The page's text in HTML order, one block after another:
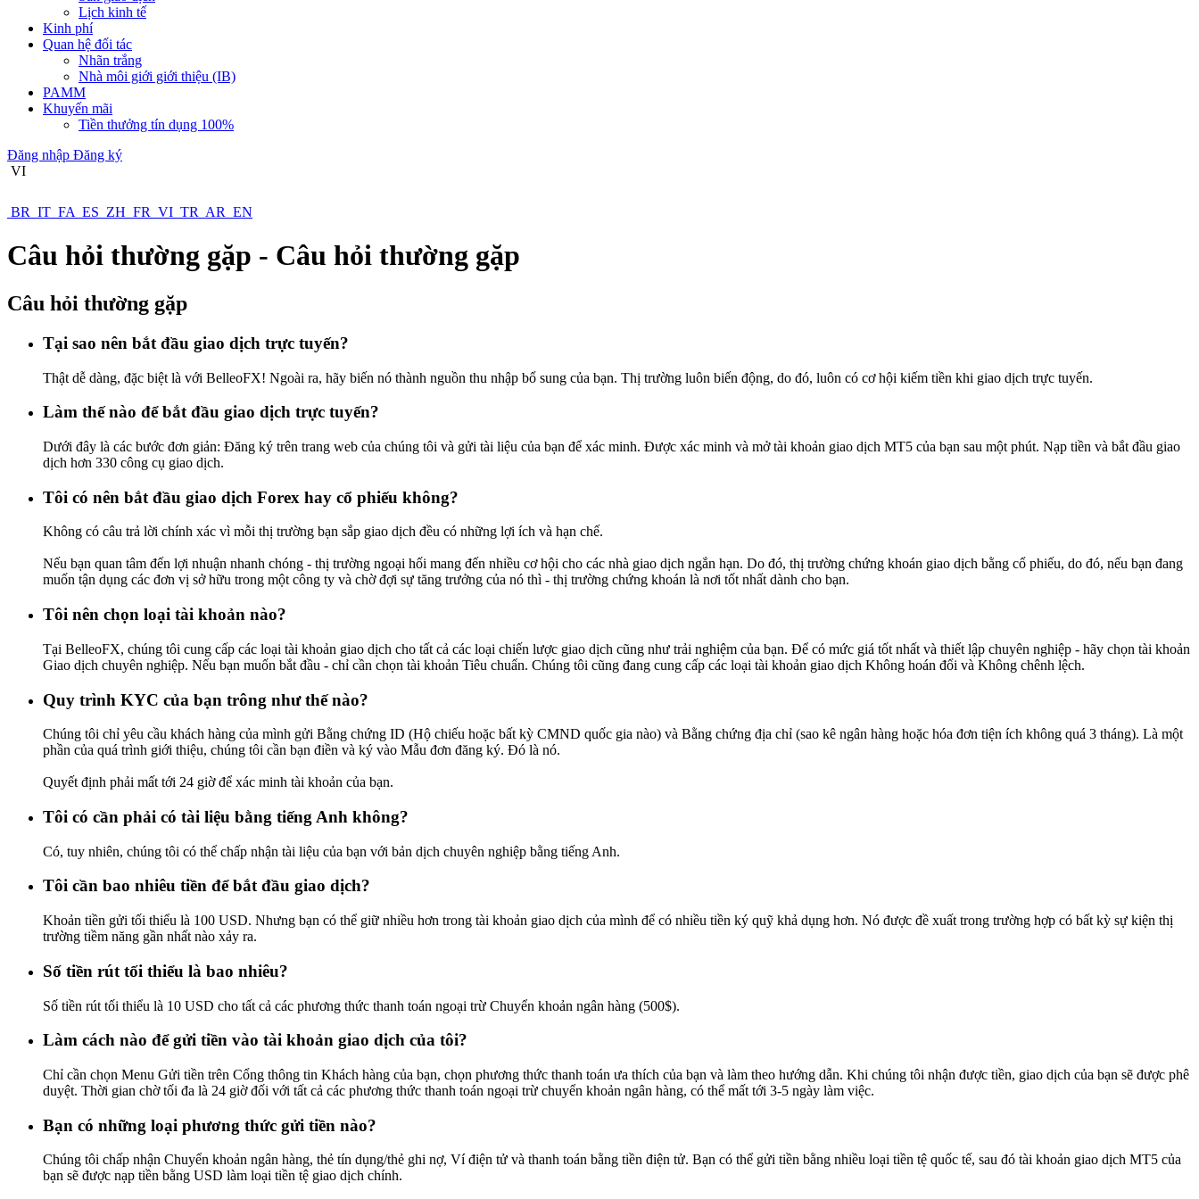
Lịch kinh tế
Kinh phí
Quan hệ đối tác
Nhãn trắng
Nhà môi giới giới thiệu (IB)
PAMM
Khuyến mãi
Tiền thưởng tín dụng 100%
Đăng nhập Đăng ký
VI
BR IT FA ES ZH FR VI TR AR EN
Câu hỏi thường gặp - Câu hỏi thường gặp
Câu hỏi thường gặp
Tại sao nên bắt đầu giao dịch trực tuyến?
Thật dễ dàng, đặc biệt là với BelleoFX! Ngoài ra, hãy biến nó thành nguồn thu nhập bổ sung của bạn. Thị trường luôn biến động, do đó, luôn có cơ hội kiếm tiền khi giao dịch trực tuyến.
Làm thế nào để bắt đầu giao dịch trực tuyến?
Dưới đây là các bước đơn giản: Đăng ký trên trang web của chúng tôi và gửi tài liệu của bạn để xác minh. Được xác minh và mở tài khoản giao dịch MT5 của bạn sau một phút. Nạp tiền và bắt đầu giao
dịch hơn 330 công cụ giao dịch.
Tôi có nên bắt đầu giao dịch Forex hay cổ phiếu không?
Không có câu trả lời chính xác vì mỗi thị trường bạn sắp giao dịch đều có những lợi ích và hạn chế.
Nếu bạn quan tâm đến lợi nhuận nhanh chóng - thị trường ngoại hối mang đến nhiều cơ hội cho các nhà giao dịch ngắn hạn. Do đó, thị trường chứng khoán giao dịch bằng cổ phiếu, do đó, nếu bạn đang
muốn tận dụng các đơn vị sở hữu trong một công ty và chờ đợi sự tăng trưởng của nó thì - thị trường chứng khoán là nơi tốt nhất dành cho bạn.
Tôi nên chọn loại tài khoản nào?
Tại BelleoFX, chúng tôi cung cấp các loại tài khoản giao dịch cho tất cả các loại chiến lược giao dịch cũng như trải nghiệm của bạn. Để có mức giá tốt nhất và thiết lập chuyên nghiệp - hãy chọn tài khoản
Giao dịch chuyên nghiệp. Nếu bạn muốn bắt đầu - chỉ cần chọn tài khoản Tiêu chuẩn. Chúng tôi cũng đang cung cấp các loại tài khoản giao dịch Không hoán đổi và Không chênh lệch.
Quy trình KYC của bạn trông như thế nào?
Chúng tôi chỉ yêu cầu khách hàng của mình gửi Bằng chứng ID (Hộ chiếu hoặc bất kỳ CMND quốc gia nào) và Bằng chứng địa chỉ (sao kê ngân hàng hoặc hóa đơn tiện ích không quá 3 tháng). Là một
phần của quá trình giới thiệu, chúng tôi cần bạn điền và ký vào Mẫu đơn đăng ký. Đó là nó.
Quyết định phải mất tới 24 giờ để xác minh tài khoản của bạn.
Tôi có cần phải có tài liệu bằng tiếng Anh không?
Có, tuy nhiên, chúng tôi có thể chấp nhận tài liệu của bạn với bản dịch chuyên nghiệp bằng tiếng Anh.
Tôi cần bao nhiêu tiền để bắt đầu giao dịch?
Khoản tiền gửi tối thiểu là 100 USD. Nhưng bạn có thể giữ nhiều hơn trong tài khoản giao dịch của mình để có nhiều tiền ký quỹ khả dụng hơn. Nó được đề xuất trong trường hợp có bất kỳ sự kiện thị
trường tiềm năng gần nhất nào xảy ra.
Số tiền rút tối thiểu là bao nhiêu?
Số tiền rút tối thiểu là 10 USD cho tất cả các phương thức thanh toán ngoại trừ Chuyển khoản ngân hàng (500$).
Làm cách nào để gửi tiền vào tài khoản giao dịch của tôi?
Chỉ cần chọn Menu Gửi tiền trên Cổng thông tin Khách hàng của bạn, chọn phương thức thanh toán ưa thích của bạn và làm theo hướng dẫn. Khi chúng tôi nhận được tiền, giao dịch của bạn sẽ được phê
duyệt. Thời gian chờ tối đa là 24 giờ đối với tất cả các phương thức thanh toán ngoại trừ chuyển khoản ngân hàng, có thể mất tới 3-5 ngày làm việc.
Bạn có những loại phương thức gửi tiền nào?
Chúng tôi chấp nhận Chuyển khoản ngân hàng, thẻ tín dụng/thẻ ghi nợ, Ví điện tử và thanh toán bằng tiền điện tử. Bạn có thể gửi tiền bằng nhiều loại tiền tệ quốc tế, sau đó tài khoản giao dịch MT5 của
bạn sẽ được nạp tiền bằng USD làm loại tiền tệ giao dịch chính.